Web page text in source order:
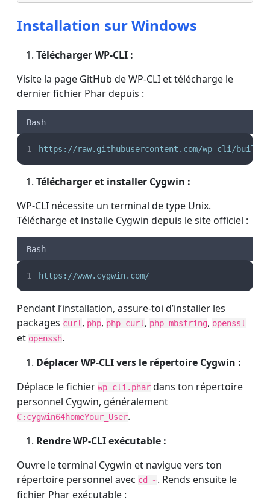
Installation sur Windows
Télécharger WP-CLI :
Visite la page GitHub de WP-CLI et télécharge le
dernier fichier Phar depuis :
Bash
https://raw.githubusercontent.com/wp-cli/
Télécharger et installer Cygwin :
WP-CLI nécessite un terminal de type Unix.
Télécharge et installe Cygwin depuis le site officiel :
Bash
https://www.cygwin.com/
Pendant l’installation, assure-toi d’installer les
packages curl , php, php-curl , php-mbstring, openssl
et openssh.
Déplacer WP-CLI vers le répertoire Cygwin :
Déplace le fichier wp-cli.phar dans ton répertoire
personnel Cygwin, généralement
C:cygwin64homeYour_User.
Rendre WP-CLI exécutable :
Ouvre le terminal Cygwin et navigue vers ton
répertoire personnel avec cd ~. Rends ensuite le
fichier Phar exécutable :